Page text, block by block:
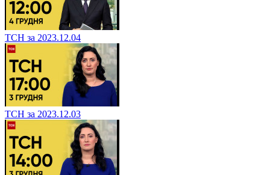
ТСН за 2023.12.04
ТСН за 2023.12.03